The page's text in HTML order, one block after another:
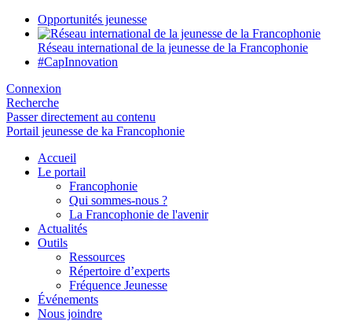
Opportunités jeunesse
Réseau international de la jeunesse de la Francophonie
#CapInnovation
Connexion
Recherche
Passer directement au contenu
Portail jeunesse de ka Francophonie
Accueil
Le portail
Francophonie
Qui sommes-nous ?
La Francophonie de l'avenir
Actualités
Outils
Ressources
Répertoire d’experts
Fréquence Jeunesse
Événements
Nous joindre